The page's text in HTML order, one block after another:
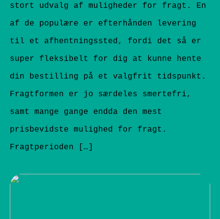
stort udvalg af muligheder for fragt. En
af de populære er efterhånden levering
til et afhentningssted, fordi det så er
super fleksibelt for dig at kunne hente
din bestilling på et valgfrit tidspunkt.
Fragtformen er jo særdeles smertefri,
samt mange gange endda den mest
prisbevidste mulighed for fragt.
Fragtperioden […]